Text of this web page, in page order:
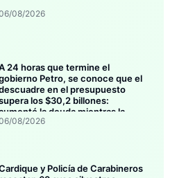
08/2026
24 horas que termine el
Petro, se conoce que el
en el presupuesto
los $30,2 billones:
aumentó la deuda mientras la
se estanca
08/2026
y Policía de Carabineros